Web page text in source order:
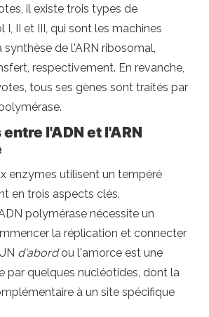
il existe trois types de
I, II et III, qui sont les machines
synthèse de l'ARN ribosomal,
respectivement. En revanche,
tous ses gènes sont traités par
l'ADN et l'ARN
enzymes utilisent un tempéré
en trois aspects clés.
polymérase nécessite un
la réplication et connecter
d'abordou l'amorce est une
par quelques nucléotides, dont la
à un site spécifique